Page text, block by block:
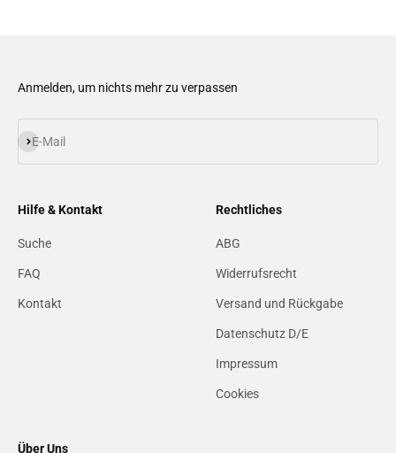
Anmelden, um nichts mehr zu verpassen
E-Mail
Abonnieren
Hilfe & Kontakt
Suche
FAQ
Kontakt
Rechtliches
ABG
Widerrufsrecht
Versand und Rückgabe
Datenschutz D/E
Impressum
Cookies
Über Uns